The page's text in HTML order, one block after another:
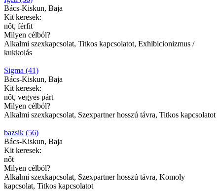
Bács-Kiskun, Baja
Kit keresek:
nőt, férfit
Milyen célból?
Alkalmi szexkapcsolat, Titkos kapcsolatot, Exhibicionizmus /
kukkolás
Sigma (41)
Bács-Kiskun, Baja
Kit keresek:
nőt, vegyes párt
Milyen célból?
Alkalmi szexkapcsolat, Szexpartner hosszú távra, Titkos kapcsolatot
bazsik (56)
Bács-Kiskun, Baja
Kit keresek:
nőt
Milyen célból?
Alkalmi szexkapcsolat, Szexpartner hosszú távra, Komoly
kapcsolat, Titkos kapcsolatot